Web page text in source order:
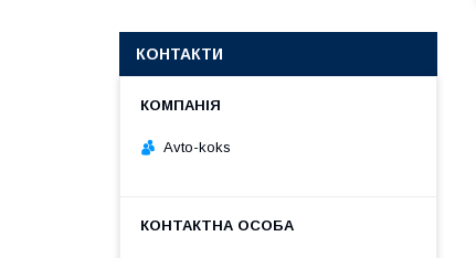
КОНТАКТИ
Avto-koks